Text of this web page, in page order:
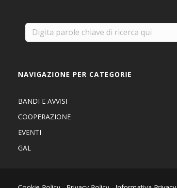
NAVIGAZIONE PER CATEGORIE
BANDI E AVVISI
COOPERAZIONE
EVENTI
GAL